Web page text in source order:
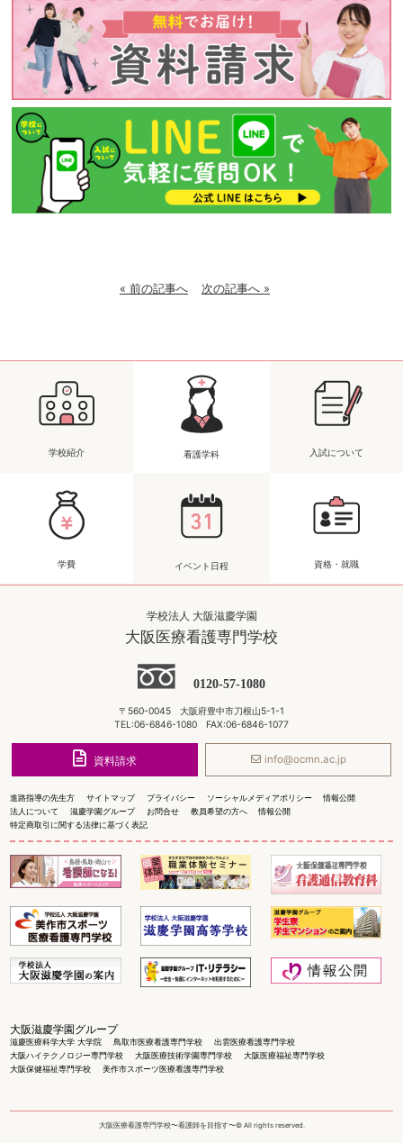
« 前の記事へ 次の記事へ »
学校紹介 看護学科 入試について
学費 イベント日程 資格・就職
学校法人 大阪滋慶学園
大阪医療看護専門学校
0120-57-1080
〒560-0045 大阪府豊中市刀根山5-1-1
TEL:06-6846-1080 FAX:06-6846-1077
資料請求 info@ocmn.ac.jp
進路指導の先生方 サイトマップ プライバシー ソーシャルメディアポリシー
情報公開
法人について
滋慶学園グループ お問合せ 教員希望の方へ
情報公開
特定商取引に関する法律に基づく表記
大阪滋慶学園グループ
滋慶医療科学大学 大学院 鳥取市医療看護専門学校
出雲医療看護専門学校
大阪ハイテクノロジー専門学校
大阪医療技術学園専門学校
大阪医療福祉専門学校
大阪保健福祉専門学校
美作市スポーツ医療看護専門学校
大阪医療看護専門学校〜看護師を目指す〜© All rights reserved.